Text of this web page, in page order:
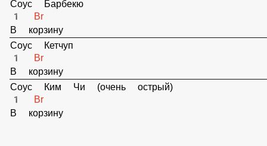
Соус горчичный
1 Br
В корзину
Соус Барбекю
1 Br
В корзину